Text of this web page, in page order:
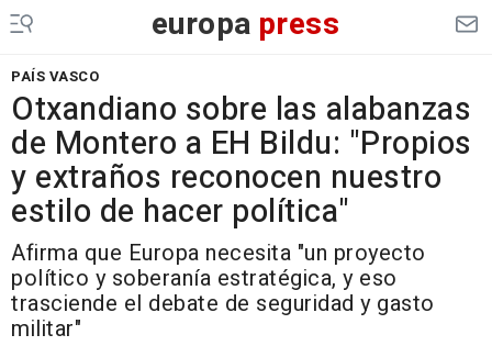
europa press
PAÍS VASCO
Otxandiano sobre las alabanzas
de Montero a EH Bildu: "Propios
y extraños reconocen nuestro
estilo de hacer política"
Afirma que Europa necesita "un proyecto
político y soberanía estratégica, y eso
trasciende el debate de seguridad y gasto
militar"